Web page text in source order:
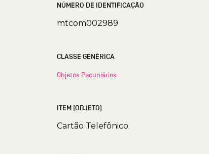
NÚMERO DE IDENTIFICAÇÃO
mtcom002989
CLASSE GENÉRICA
Objetos Pecuniários
ITEM (OBJETO)
Cartão Telefônico